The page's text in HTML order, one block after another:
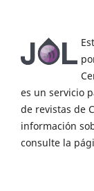
es un servicio
de revistas de
información
consulte la